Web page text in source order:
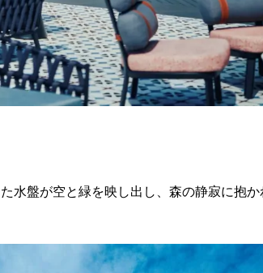
水盤が空と緑を映し出し、森の静寂に抱か